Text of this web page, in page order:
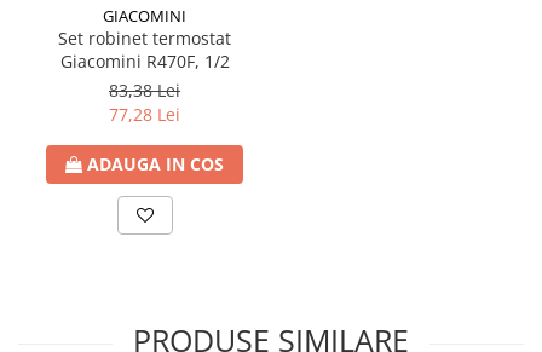
GIACOMINI
Set robinet termostat
Giacomini R470F, 1/2
83,38 Lei
77,28 Lei
ADAUGA IN COS
PRODUSE SIMILARE